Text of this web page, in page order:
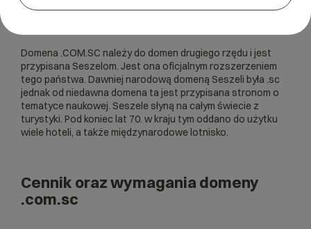
Domena .COM.SC należy do domen drugiego rzędu i jest
przypisana Seszelom. Jest ona oficjalnym rozszerzeniem
tego państwa. Dawniej narodową domeną Seszeli była .sc
jednak od niedawna domena ta jest przypisana stronom o
tematyce naukowej. Seszele słyną na całym świecie z
turystyki. Pod koniec lat 70. w kraju tym oddano do użytku
wiele hoteli, a także międzynarodowe lotnisko.
Cennik oraz wymagania domeny
.com.sc